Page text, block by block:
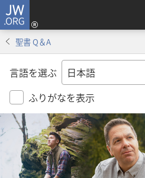
JW.ORG
聖書 Q＆A
言語を選ぶ
ふりがなを表示